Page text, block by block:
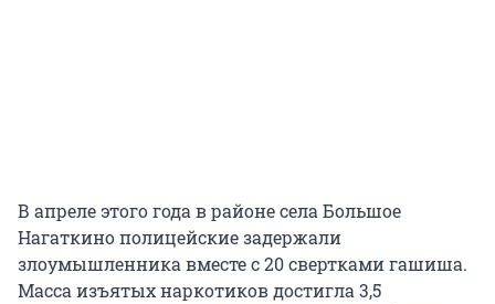
В апреле этого года в районе села Большое
Нагаткино полицейские задержали
злоумышленника вместе с 20 свертками гашиша.
Масса изъятых наркотиков достигла 3,5